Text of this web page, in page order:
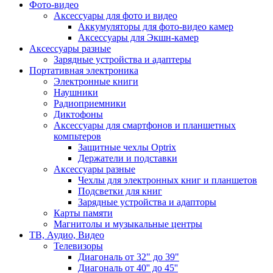
Фото-видео
Аксессуары для фото и видео
Аккумуляторы для фото-видео камер
Аксессуары для Экшн-камер
Аксессуары разные
Зарядные устройства и адаптеры
Портативная электроника
Электронные книги
Наушники
Радиоприемники
Диктофоны
Аксессуары для смартфонов и планшетных
компьтеров
Защитные чехлы Optrix
Держатели и подставки
Аксессуары разные
Чехлы для электронных книг и планшетов
Подсветки для книг
Зарядные устройства и адапторы
Карты памяти
Магнитолы и музыкальные центры
ТВ, Аудио, Видео
Телевизоры
Диагональ от 32" до 39"
Диагональ от 40'' до 45''